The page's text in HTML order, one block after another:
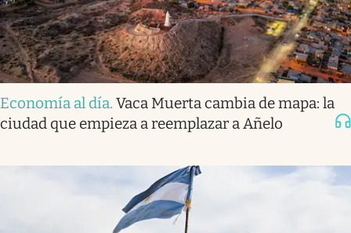
Economía al día. Vaca Muerta cambia de mapa: la
ciudad que empieza a reemplazar a Añelo